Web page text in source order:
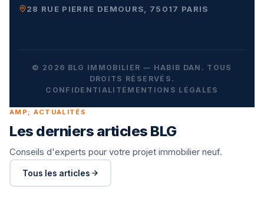
28 RUE PIERRE DEMOURS, 75017 PARIS
© 2026 BLG IMMOBILIER — HABIB DAN. TOUS
DROITS RÉSERVÉS.
CONFIDENTIALITÉ MENTIONS LÉGALES
AMP; ACTUALITÉS
Les derniers articles BLG
Conseils d'experts pour votre projet immobilier neuf.
Tous les articles